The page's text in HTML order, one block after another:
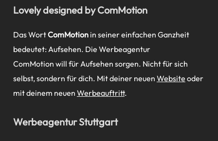
Lovely designed by ComMotion
Das WortComMotionin seiner einfachen Ganzheit
bedeutet: Aufsehen. Die Werbeagentur
ComMotion will für Aufsehen sorgen. Nicht für sich
selbst, sondern für dich. Mit deiner neuen Website oder
mit deinem neuen Werbeauftritt.
Werbeagentur Stuttgart